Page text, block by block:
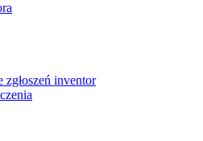
zgłoszeń inventor